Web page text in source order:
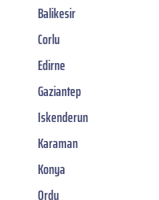
Balikesir
Corlu
Edirne
Gaziantep
Iskenderun
Karaman
Konya
Ordu